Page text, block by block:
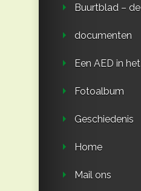
Buurtblad –
documenten
Een AED in
Fotoalbum
Geschiedenis
Home
Mail ons